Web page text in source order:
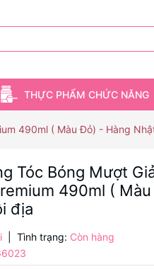
THỰC PHẨM CHỨC NĂNG
490ml ( Màu Đỏ) - Hàng
Tóc Bóng Mượt
490ml (
địa
Tình trạng: Còn hàng